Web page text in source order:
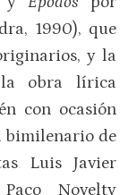
1990), que
y la
la obra lírica
con ocasión
bimilenario de
Luis Javier
Novelty